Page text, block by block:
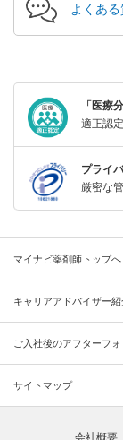
よくある
「医療
適正認
プライ
厳密な
マイナビ薬剤師トップへ
キャリアアドバイザー紹
ご入社後のアフターフォ
サイトマップ
会社概要